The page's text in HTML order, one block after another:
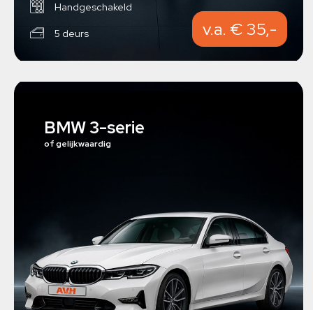
Handgeschakeld
5 deurs v.a. € 35,-
BMW 3-serie
of gelijkwaardig